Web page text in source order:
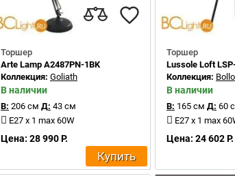
Торшер
Arte Lamp A2487PN-1BK
Коллекция: Goliath
В наличии
В: 206 см Д: 43 см
E27 x 1 max 60W
Цена: 28 990 Р.
Купить
Торшер
Lussole Loft
Коллекция: Bollo
В наличии
В: 165 см Д: 60
E27 x 1 max
Цена: 24 602 Р.